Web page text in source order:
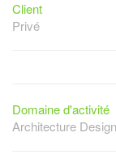
Client
Privé
Domaine d'activité
Architecture Design